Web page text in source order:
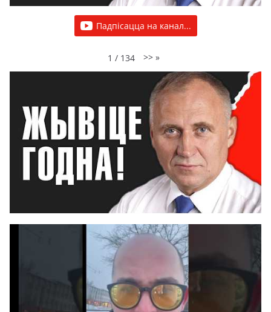
Падпісацца на канал...
1 / 134 >> »